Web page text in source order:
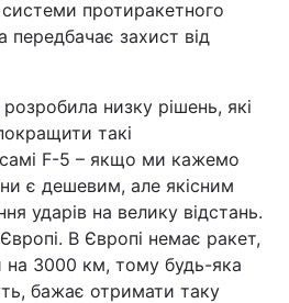
протиракетного
передбачає захист від
низку рішень, які
такі
F-5 – якщо ми кажемо
є дешевим, але якісним
ударів на велику відстань.
В Європі немає ракет,
на 3000 км, тому будь-яка
бажає отримати таку